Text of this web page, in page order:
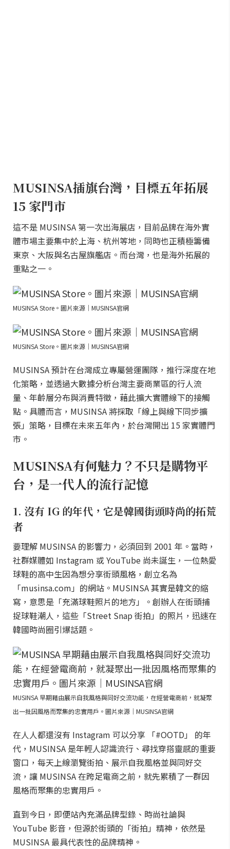
MUSINSA插旗台灣，目標五年拓展
15 家門市
這不是 MUSINSA 第一次出海展店，目前品牌在海外實
體市場主要集中於上海、杭州等地，同時也正積極籌備
東京、大阪與名古屋旗艦店。而台灣，也是海外拓展的
重點之一。
MUSINSA Store。圖片來源｜MUSINSA官網
MUSINSA Store。圖片來源｜MUSINSA官網
MUSINSA 預計在台灣成立專屬營運團隊，推行深度在地
化策略，並透過大數據分析台灣主要商業區的行人流
量、年齡層分布與消費特徵，藉此擴大實體線下的接觸
點。具體而言，MUSINSA 將採取「線上與線下同步擴
張」策略，目標在未來五年內，於台灣開出 15 家實體門
市。
MUSINSA有何魅力？不只是購物平
台，是一代人的流行記憶
1. 沒有 IG 的年代，它是韓國街頭時尚的拓荒
者
要理解 MUSINSA 的影響力，必須回到 2001 年。當時，
社群媒體如 Instagram 或 YouTube 尚未誕生，一位熱愛
球鞋的高中生因為想分享街頭風格，創立名為
「musinsa.com」的網站。MUSINSA 其實是韓文的縮
寫，意思是「充滿球鞋照片的地方」。創辦人在街頭捕
捉球鞋潮人，這些「Street Snap 街拍」的照片，迅速在
韓國時尚圈引爆話題。
MUSINSA 早期藉由展示自我風格與同好交流功能，在經營電商前，就凝聚
出一批因風格而聚集的忠實用戶。圖片來源｜MUSINSA官網
在人人都還沒有 Instagram 可以分享 「#OOTD」 的年
代，MUSINSA 是年輕人認識流行、尋找穿搭靈感的重要
窗口，每天上線瀏覽街拍、展示自我風格並與同好交
流，讓 MUSINSA 在跨足電商之前，就先累積了一群因
風格而聚集的忠實用戶。
直到今日，即便站內充滿品牌型錄、時尚社論與
YouTube 影音，但源於街頭的「街拍」精神，依然是
MUSINSA 最具代表性的品牌精神。